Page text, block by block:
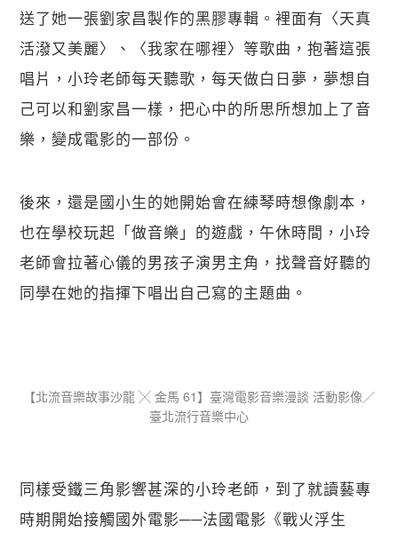
送了她一張劉家昌製作的黑膠專輯。裡面有〈天真
活潑又美麗〉、〈我家在哪裡〉等歌曲，抱著這張
唱片，小玲老師每天聽歌，每天做白日夢，夢想自
己可以和劉家昌一樣，把心中的所思所想加上了音
樂，變成電影的一部份。
後來，還是國小生的她開始會在練琴時想像劇本，
也在學校玩起「做音樂」的遊戲，午休時間，小玲
老師會拉著心儀的男孩子演男主角，找聲音好聽的
同學在她的指揮下唱出自己寫的主題曲。
【​北流音樂故事沙龍 ╳ 金馬 61】臺灣電影音樂漫談 活動影像／
臺北流行音樂中心
同樣受鐵三角影響甚深的小玲老師，到了就讀藝專
時期開始接觸國外電影──法國電影《戰火浮生